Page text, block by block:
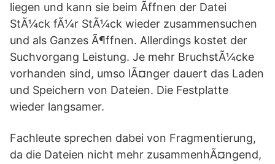
liegen und kann sie beim Ãffnen der Datei
StÃ¼ck fÃ¼r StÃ¼ck wieder zusammensuchen
und als Ganzes Ã¶ffnen. Allerdings kostet der
Suchvorgang Leistung. Je mehr BruchstÃ¼cke
vorhanden sind, umso lÃ¤nger dauert das Laden
und Speichern von Dateien. Die Festplatte
wieder langsamer.
Fachleute sprechen dabei von Fragmentierung,
da die Dateien nicht mehr zusammenhÃ¤ngend,